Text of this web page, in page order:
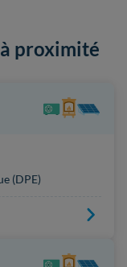
à proximité
(DPE)